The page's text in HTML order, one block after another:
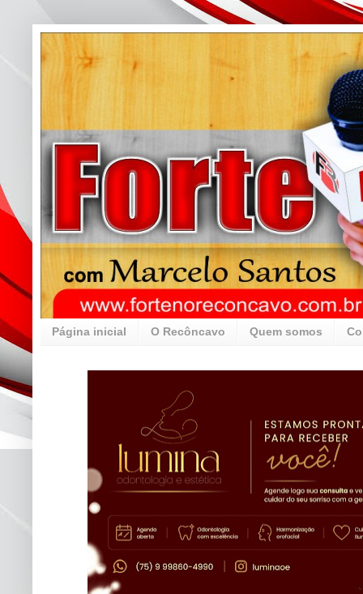
Página inicial O Recôncavo Quem somos